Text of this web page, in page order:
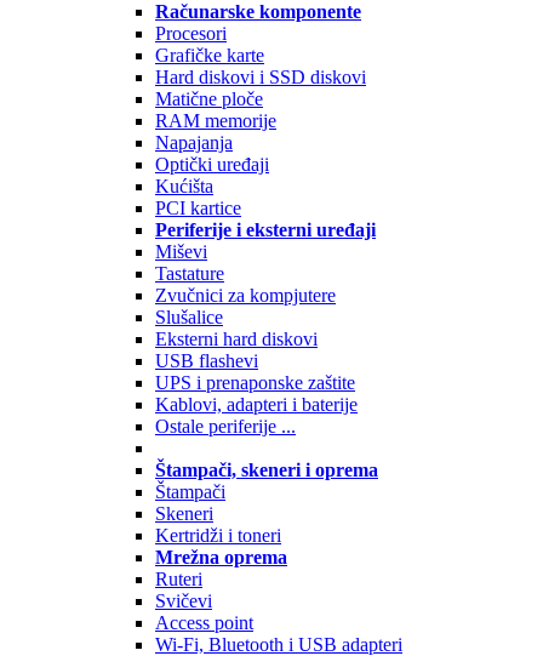
Računarske komponente
Procesori
Grafičke karte
Hard diskovi i SSD diskovi
Matične ploče
RAM memorije
Napajanja
Optički uređaji
Kućišta
PCI kartice
Periferije i eksterni uređaji
Miševi
Tastature
Zvučnici za kompjutere
Slušalice
Eksterni hard diskovi
USB flashevi
UPS i prenaponske zaštite
Kablovi, adapteri i baterije
Ostale periferije ...
Štampači, skeneri i oprema
Štampači
Skeneri
Kertridži i toneri
Mrežna oprema
Ruteri
Svičevi
Access point
Wi-Fi, Bluetooth i USB adapteri